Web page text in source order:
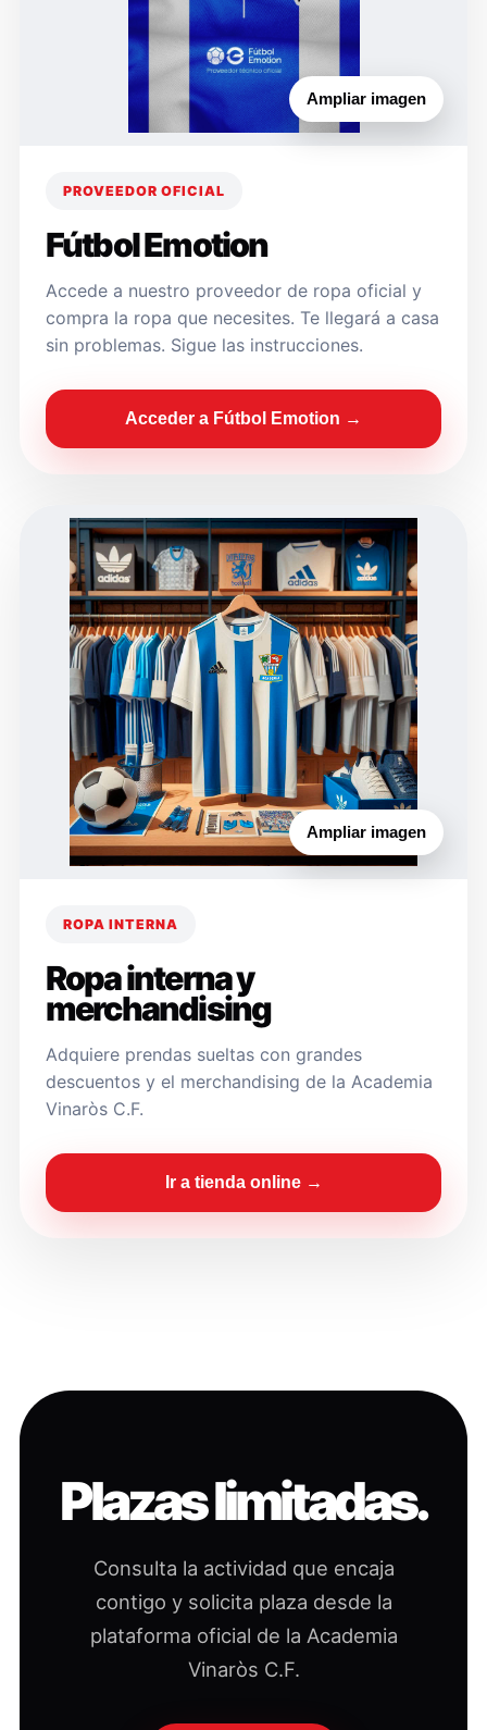
Ampliar imagen
PROVEEDOR OFICIAL
Fútbol Emotion
Accede a nuestro proveedor de ropa oficial y
compra la ropa que necesites. Te llegará a casa
sin problemas. Sigue las instrucciones.
Acceder a Fútbol Emotion →
Ampliar imagen
ROPA INTERNA
Ropa interna y
merchandising
Adquiere prendas sueltas con grandes
descuentos y el merchandising de la Academia
Vinaròs C.F.
Ir a tienda online →
Plazas limitadas.
Consulta la actividad que encaja
contigo y solicita plaza desde la
plataforma oficial de la Academia
Vinaròs C.F.